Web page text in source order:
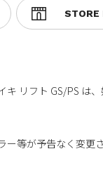
リフト GS/PS は
等が予告なく変更